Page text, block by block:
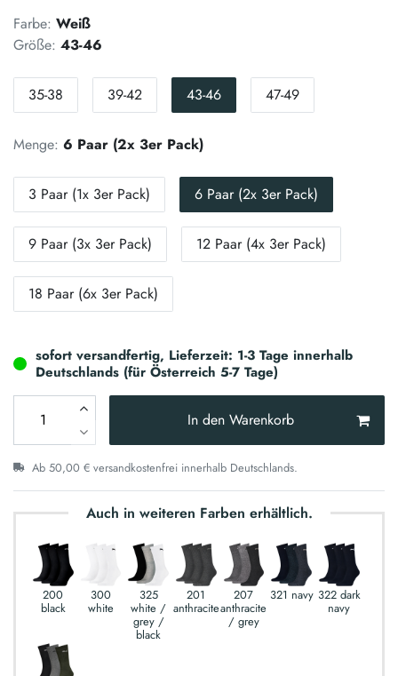
Farbe: Weiß
Größe: 43-46
35-38 39-42 43-46 47-49
Menge: 6 Paar (2x 3er Pack)
3 Paar (1x 3er Pack) 6 Paar (2x 3er Pack)
9 Paar (3x 3er Pack) 12 Paar (4x 3er Pack)
18 Paar (6x 3er Pack)
sofort versandfertig, Lieferzeit: 1-3 Tage innerhalb
Deutschlands (für Österreich 5-7 Tage)
In den Warenkorb
Ab 50,00 € versandkostenfrei innerhalb Deutschlands.
Auch in weiteren Farben erhältlich.
200
black
300
white
325
white /
grey /
black
201
anthracite
207
anthracite
/ grey
321 navy 322 dark
navy